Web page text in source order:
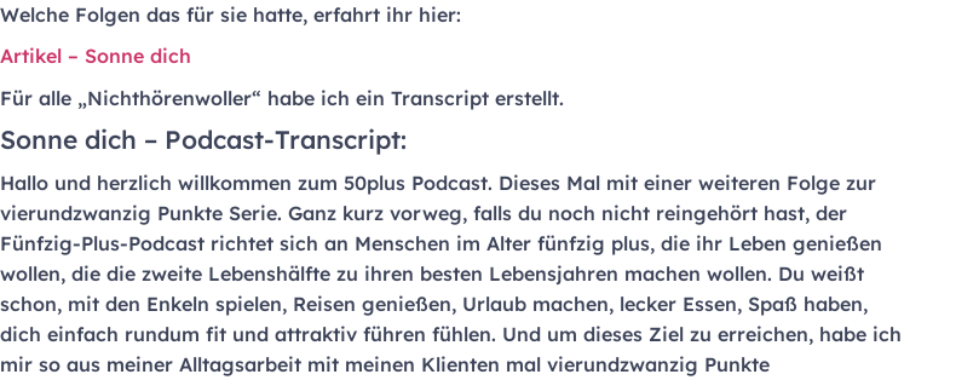
Welche Folgen das für sie hatte, erfahrt ihr hier:
Artikel – Sonne dich
Für alle „Nichthörenwoller“ habe ich ein Transcript erstellt.
Sonne dich – Podcast-Transcript:
Hallo und herzlich willkommen zum 50plus Podcast. Dieses Mal mit einer weiteren Folge zur
vierundzwanzig Punkte Serie. Ganz kurz vorweg, falls du noch nicht reingehört hast, der
Fünfzig-Plus-Podcast richtet sich an Menschen im Alter fünfzig plus, die ihr Leben genießen
wollen, die die zweite Lebenshälfte zu ihren besten Lebensjahren machen wollen. Du weißt
schon, mit den Enkeln spielen, Reisen genießen, Urlaub machen, lecker Essen, Spaß haben,
dich einfach rundum fit und attraktiv führen fühlen. Und um dieses Ziel zu erreichen, habe ich
mir so aus meiner Alltagsarbeit mit meinen Klienten mal vierundzwanzig Punkte